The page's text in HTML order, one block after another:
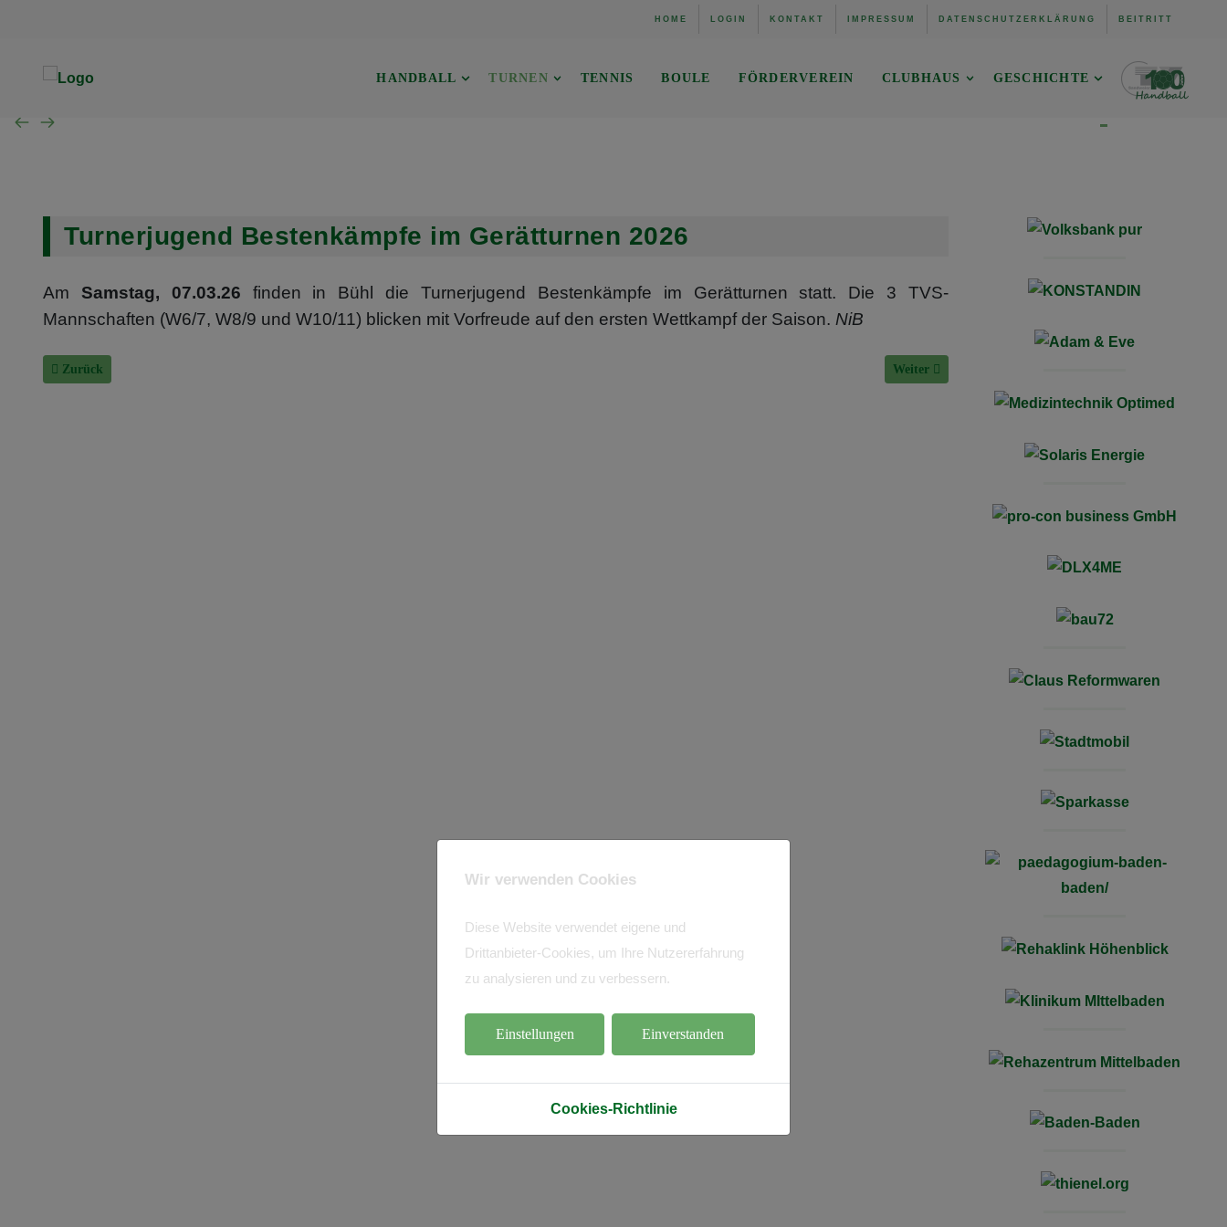
HOME LOGIN KONTAKT IMPRESSUM DATENSCHUTZERKLÄRUNG BEITRITT
HANDBALL TURNEN TENNIS BOULE FÖRDERVEREIN CLUBHAUS GESCHICHTE
Turnerjugend Bestenkämpfe im Gerätturnen 2026
Am Samstag, 07.03.26 finden in Bühl die Turnerjugend Bestenkämpfe im Gerätturnen statt. Die 3 TVS-
Mannschaften (W6/7, W8/9 und W10/11) blicken mit Vorfreude auf den ersten Wettkampf der Saison. NiB
Vorheriger Beitrag: Turnerjugend Bestenkämpfe - Start ins Wettkampfjahr
Zurück Nächster Beitrag: Merry Christmas!
Weiter
Wir verwenden Cookies
Diese Website verwendet eigene und
Drittanbieter-Cookies, um Ihre Nutzererfahrung
zu analysieren und zu verbessern.
Einstellungen Einverstanden
Cookies-Richtlinie
TVS Baden-Baden 1907
SG B.-Baden/Sandweier
Wochenübersicht TVS
Wochenübersicht SG
Trainingszeiten
Turnen aktuell
Gerätturnen w.
Kinderturnen w.
Verwaltung
Mannschaft der Woche